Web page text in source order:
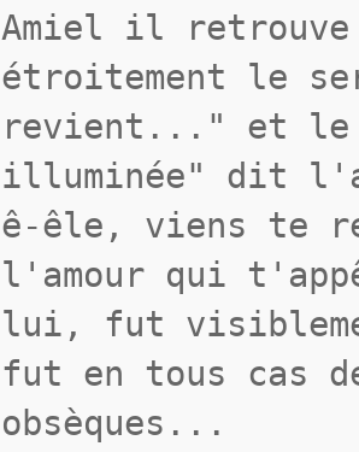
Amiel il retrouve
étroitement le
revient..." et le
illuminée" dit
ê-êle, viens te
l'amour qui
lui, fut
fut en tous cas
obsèques...